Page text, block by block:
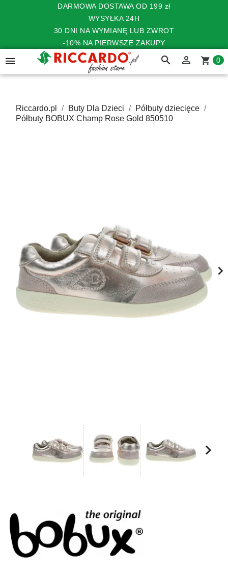
DARMOWA DOSTAWA OD 199 zł
WYSYŁKA 24H
30 DNI NA WYMIANĘ LUB ZWROT
-10% NA PIERWSZE ZAKUPY
 search  shopping_cart 0
Riccardo.pl Buty Dla Dzieci
Półbuty dziecięce
Półbuty BOBUX Champ Rose Gold 850510
